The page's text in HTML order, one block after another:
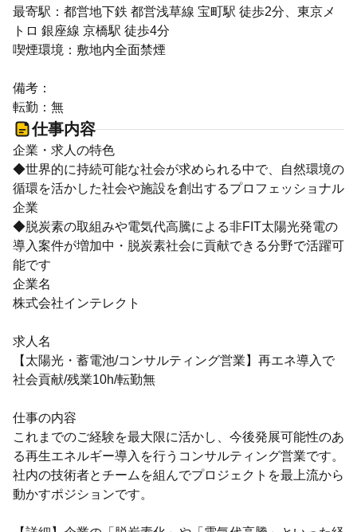
最寄駅：都営地下鉄 都営浅草線 宝町駅 徒歩2分、東京メ
トロ 銀座線 京橋駅 徒歩4分
喫煙環境：敷地内全面禁煙
備考：
転勤：無
仕事内容
企業・求人の特色
◆世界的に持続可能な社会が求められる中で、自然環境の
循環を活かした社会や施設を創出するプロフェッショナル
企業
◆脱炭素の取組みや電気代高騰による非FIT太陽光発電の
導入案件が増加中・脱炭素社会に貢献できる分野で活躍可
能です
企業名
株式会社インテレクト
求人名
【太陽光・蓄電池/コンサルティング営業】再エネ導入で
社会貢献/残業10h/転勤無
仕事の内容
これまでのご経験を最大限に活かし、今後発展可能性のあ
る再生エネルギー導入を行うコンサルティング営業です。
社内の技術者とチームを組んでプロジェクトを最上流から
動かすポジションです。